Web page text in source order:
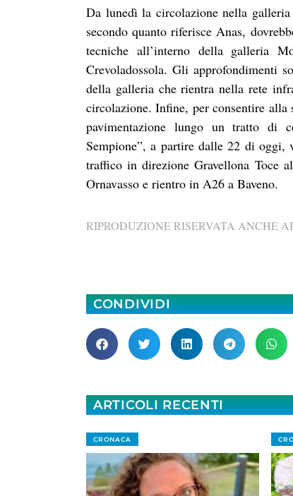
Da lunedì la circolazione nella
secondo quanto riferisce Anas,
tecniche all’interno della galleria
Crevoladossola. Gli approfondimenti
della galleria che rientra nella rete
circolazione. Infine, per consentire
pavimentazione lungo un tratto di
Sempione”, a partire dalle 22 di oggi,
traffico in direzione Gravellona Toce
Ornavasso e rientro in A26 a Baveno.
RIPRODUZIONE RISERVATA ANCHE
CONDIVIDI
ARTICOLI RECENTI
CRONACA